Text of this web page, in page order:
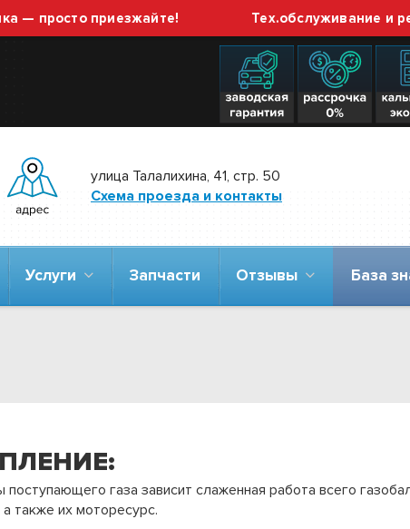
просто приезжайте! Тех.обслуживание и
улица Талалихина, 41, стр. 50
Схема проезда и контакты
Услуги Запчасти Отзывы База
поступающего газа зависит слаженная работа всего
а также их моторесурс.